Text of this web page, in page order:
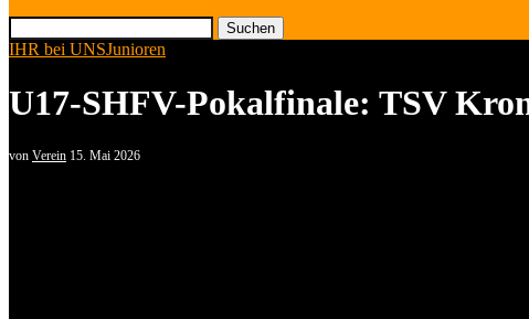
Suchen
IHR bei UNSJunioren
U17-SHFV-Pokalfinale: TSV
von Verein 15. Mai 2026